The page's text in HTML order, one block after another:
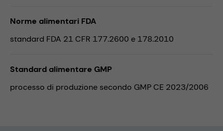
Norme alimentari FDA
standard FDA 21 CFR 177.2600 e 178.2010
Standard alimentare GMP
processo di produzione secondo GMP CE 2023/2006